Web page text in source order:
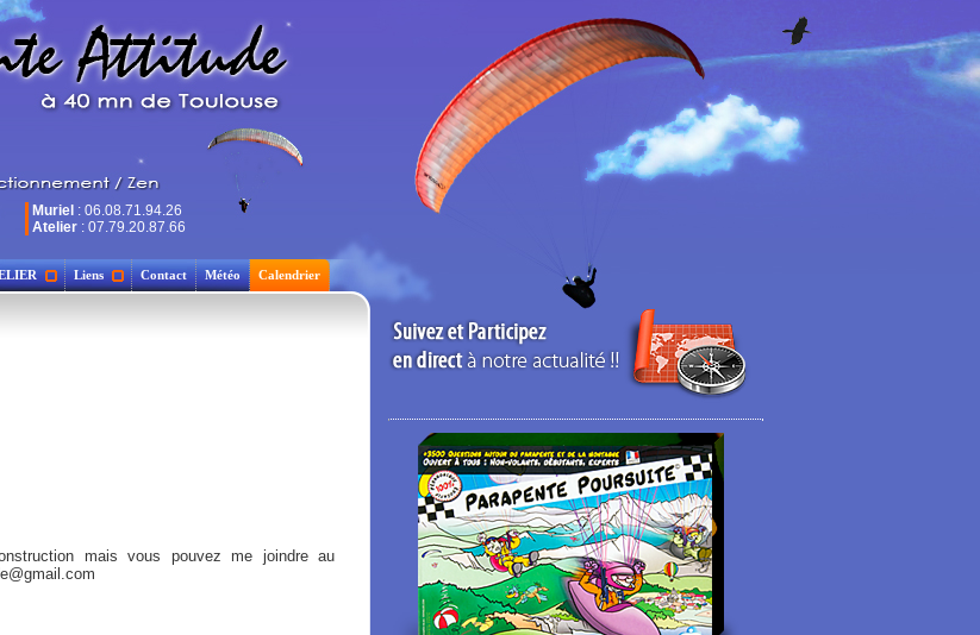
Muriel : 06.08.71.94.26
Atelier : 07.79.20.87.66
Liens Contact Météo Calendrier
mais vous pouvez me joindre au